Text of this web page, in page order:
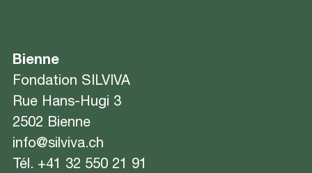
Bienne
Fondation SILVIVA
Rue Hans-Hugi 3
2502 Bienne
info@silviva.ch
Tél. +41 32 550 21 91